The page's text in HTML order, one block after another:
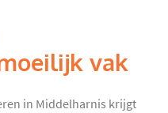
vak
in Middelharnis krijgt